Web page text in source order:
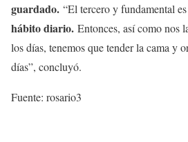
guardado. “El tercero y fundamental
hábito diario. Entonces, así como nos
los días, tenemos que tender la cama y
días”, concluyó.
Fuente: rosario3